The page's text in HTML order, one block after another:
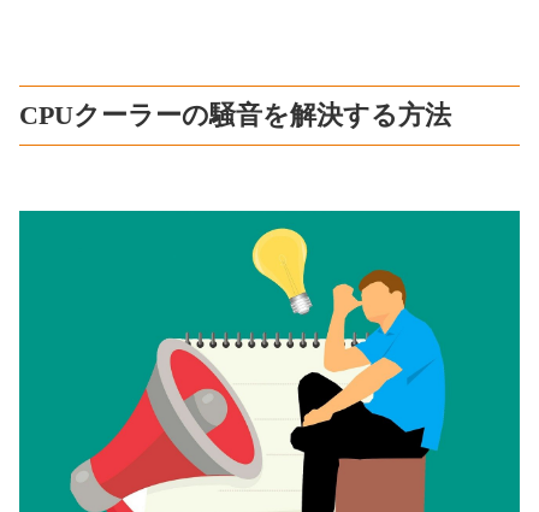
CPUクーラーの騒音を解決する方法